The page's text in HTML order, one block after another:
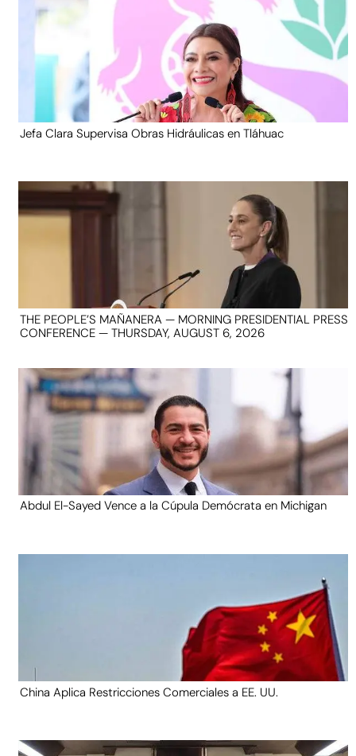
Jefa Clara Supervisa Obras Hidráulicas en Tláhuac
THE PEOPLE’S MAÑANERA — MORNING PRESIDENTIAL PRESS
CONFERENCE — THURSDAY, AUGUST 6, 2026
Abdul El-Sayed Vence a la Cúpula Demócrata en Michigan
China Aplica Restricciones Comerciales a EE. UU.